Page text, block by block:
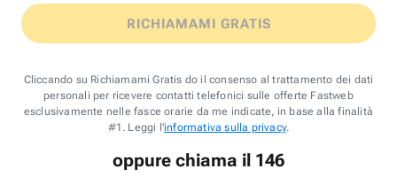
RICHIAMAMI GRATIS
Cliccando su Richiamami Gratis do il consenso al trattamento dei dati
personali per ricevere contatti telefonici sulle offerte Fastweb
esclusivamente nelle fasce orarie da me indicate, in base alla finalità
#1. Leggi l'informativa sulla privacy.
oppure chiama il 146